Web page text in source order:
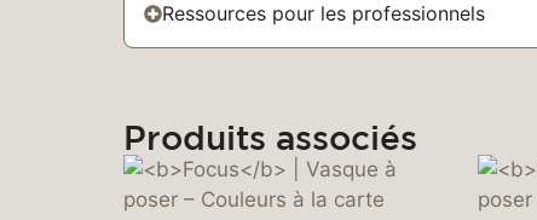
Ressources pour les professionnels
Produits associés